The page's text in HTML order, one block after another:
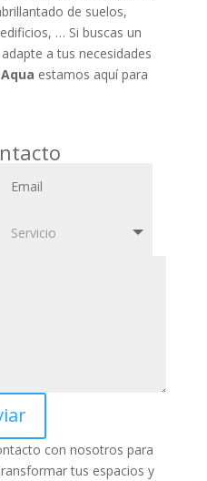
de suelos,
… Si buscas un
a tus necesidades
estamos aquí para
con nosotros para
tus espacios y